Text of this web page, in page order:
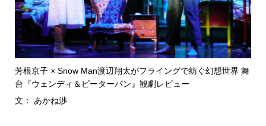
芳根京子 × Snow Man渡辺翔太がフライングで紡ぐ幻想世界 舞
台『ウェンディ＆ピーターパン』観劇レビュー
文： あかね渉